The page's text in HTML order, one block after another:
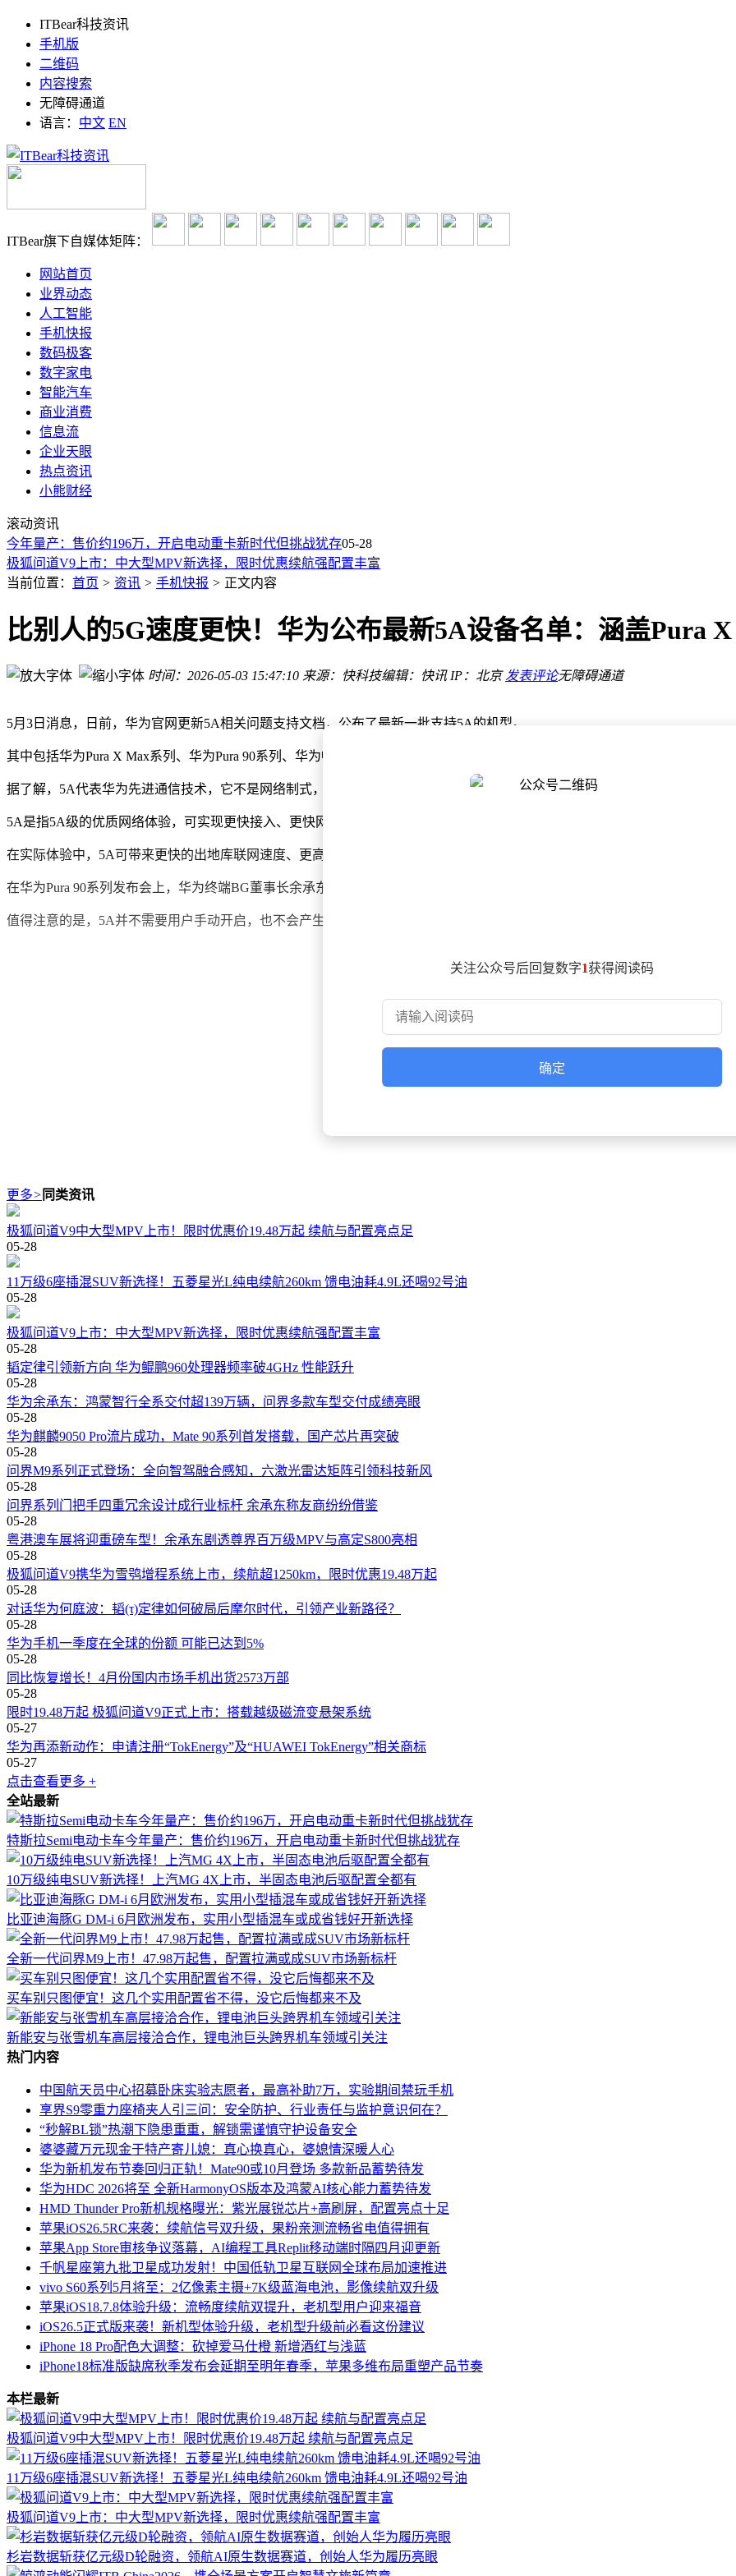
ITBear科技资讯
手机版
二维码
内容搜索
无障碍通道
语言： 中文 EN
ITBear旗下自媒体矩阵：
网站首页
业界动态
人工智能
手机快报
数码极客
数字家电
智能汽车
商业消费
信息流
企业天眼
热点资讯
小熊财经
滚动资讯
年量产：售价约196万，开启电动重卡新时代但挑战犹存05-28
极狐问道V9中大型MPV上市！限时优惠价19.48万起 续航与配置亮点足
11万级6座插混SUV新选择！五菱星光L纯电续航260km 馈电油耗4.9L还喝92号油
极狐问道V9上市：中大型MPV新选择，限时优惠续航强配置丰富
韬定律引领新方向 华为鲲鹏960处理器频率破4GHz 性能跃升
华为麒麟9050 Pro流片成功，Mate 90系列首发搭载，国产芯片再突破
问界M9系列正式登场：全向智驾融合感知，六激光雷达矩阵引领科技新风
问界系列门把手四重冗余设计成行业标杆 余承东称友商纷纷借鉴
粤港澳车展将迎重磅车型！余承东剧透尊界百万级MPV与高定S800亮相
极狐问道V9中大型MPV上市！限时优惠价19.48万起 续航与配置亮点足
当前位置： 首页 > 资讯 > 手机快报 > 正文内容
比别人的5G速度更快！华为公布最新5A设备名单：涵盖Pura
时间：2026-05-03 15:47:10 来源：快科技编辑：快讯 IP：北京 发表评论无障碍通道
5月3日消息，日前，华为官网更新5A相关问题支持文档，公布了最新一批支持5A的机型。
其中包括华为Pura X Max系列、华为Pura 90系列、华为畅享90系列。
据了解，5A代表华为先进通信技术，它不是网络制式，也不等同于5G-A或5.5G。
5A是指5A级的优质网络体验，可实现更快接入、更快网速、更低时延以及更稳定连接的综合通信体验。
在实际体验中，5A可带来更快的出地库联网速度、更高效的大文件下载体验；在抢票等对时延敏感的场景下，可有效降低卡顿
在华为Pura 90系列发布会上，华为终端BG董事长余承东表示，我们的5A速度，比别人的5G速度更快。
值得注意的是，5A并不需要用户手动开启，也不会产生额外费用，对于支持该技术的机型，系统会在状态栏默认显示5A标识。
关注公众号后回复数字1获得阅读码
确定
更多> 同类资讯
极狐问道V9中大型MPV上市！限时优惠价19.48万起 续航与配置亮点足
05-28
11万级6座插混SUV新选择！五菱星光L纯电续航260km 馈电油耗4.9L还喝92号油
05-28
极狐问道V9上市：中大型MPV新选择，限时优惠续航强配置丰富
05-28
韬定律引领新方向 华为鲲鹏960处理器频率破4GHz 性能跃升
05-28
华为余承东：鸿蒙智行全系交付超139万辆，问界多款车型交付成绩亮眼
05-28
华为麒麟9050 Pro流片成功，Mate 90系列首发搭载，国产芯片再突破
05-28
问界M9系列正式登场：全向智驾融合感知，六激光雷达矩阵引领科技新风
05-28
问界系列门把手四重冗余设计成行业标杆 余承东称友商纷纷借鉴
05-28
粤港澳车展将迎重磅车型！余承东剧透尊界百万级MPV与高定S800亮相
05-28
极狐问道V9携华为雪鸮增程系统上市，续航超1250km，限时优惠19.48万起
05-28
对话华为何庭波：韬(τ)定律如何破局后摩尔时代，引领产业新路径？
05-28
华为手机一季度在全球的份额 可能已达到5%
05-28
同比恢复增长！4月份国内市场手机出货2573万部
05-28
限时19.48万起 极狐问道V9正式上市：搭载越级磁流变悬架系统
05-27
华为再添新动作：申请注册“TokEnergy”及“HUAWEI TokEnergy”相关商标
05-27
点击查看更多 +
全站最新
特斯拉Semi电动卡车今年量产：售价约196万，开启电动重卡新时代但挑战犹存
10万级纯电SUV新选择！上汽MG 4X上市，半固态电池后驱配置全都有
比亚迪海豚G DM-i 6月欧洲发布，实用小型插混车或成省钱好开新选择
全新一代问界M9上市！47.98万起售，配置拉满或成SUV市场新标杆
买车别只图便宜！这几个实用配置省不得，没它后悔都来不及
新能安与张雪机车高层接洽合作，锂电池巨头跨界机车领域引关注
热门内容
中国航天员中心招募卧床实验志愿者，最高补助7万，实验期间禁玩手机
享界S9零重力座椅夹人引三问：安全防护、行业责任与监护意识何在？
“秒解BL锁”热潮下隐患重重，解锁需谨慎守护设备安全
婆婆藏万元现金于特产寄儿媳：真心换真心，婆媳情深暖人心
华为新机发布节奏回归正轨！Mate90或10月登场 多款新品蓄势待发
华为HDC 2026将至 全新HarmonyOS版本及鸿蒙AI核心能力蓄势待发
HMD Thunder Pro新机规格曝光：紫光展锐芯片+高刷屏，配置亮点十足
苹果iOS26.5RC来袭：续航信号双升级，果粉亲测流畅省电值得拥有
苹果App Store审核争议落幕，AI编程工具Replit移动端时隔四月迎更新
千帆星座第九批卫星成功发射！中国低轨卫星互联网全球布局加速推进
vivo S60系列5月将至：2亿像素主摄+7K级蓝海电池，影像续航双升级
苹果iOS18.7.8体验升级：流畅度续航双提升，老机型用户迎来福音
iOS26.5正式版来袭！新机型体验升级，老机型升级前必看这份建议
iPhone 18 Pro配色大调整：砍掉爱马仕橙 新增酒红与浅蓝
iPhone18标准版缺席秋季发布会延期至明年春季，苹果多维布局重塑产品节奏
本栏最新
极狐问道V9中大型MPV上市！限时优惠价19.48万起 续航与配置亮点足
11万级6座插混SUV新选择！五菱星光L纯电续航260km 馈电油耗4.9L还喝92号油
极狐问道V9上市：中大型MPV新选择，限时优惠续航强配置丰富
杉岩数据斩获亿元级D轮融资，领航AI原生数据赛道，创始人华为履历亮眼